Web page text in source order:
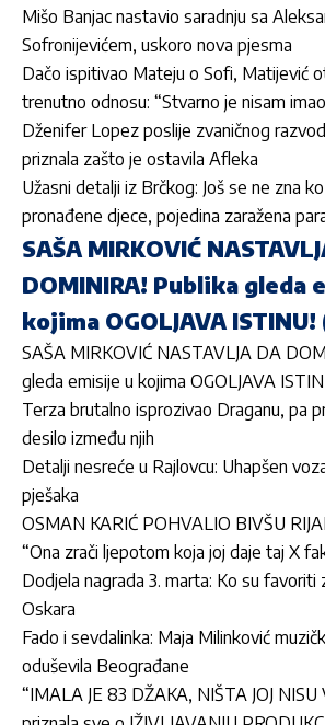
Mišo Banjac nastavio saradnju sa
Sofronijevićem, uskoro nova pjesma
Dačo ispitivao Mateju o Sofi, Matijević
trenutno odnosu: “Stvarno je nisam
Dženifer Lopez poslije zvaničnog
priznala zašto je ostavila Afleka
Užasni detalji iz Brčkog: Još se ne zna
pronađene djece, pojedina zaražena
SAŠA MIRKOVIĆ
DOMINIRA! Publika gleda
kojima OGOLJAVA ISTINU!
SAŠA MIRKOVIĆ NASTAVLJA DA
gleda emisije u kojima OGOLJAVA
Terza brutalno isprozivao Draganu, pa
desilo između njih
Detalji nesreće u Rajlovcu: Uhapšen
pješaka
OSMAN KARIĆ POHVALIO BIVŠU
“Ona zrači ljepotom koja joj daje taj X
Dodjela nagrada 3. marta: Ko su favoriti
Oskara
Fado i sevdalinka: Maja Milinković
oduševila Beograđane
“IMALA JE 83 DŽAKA, NIŠTA JOJ NISU